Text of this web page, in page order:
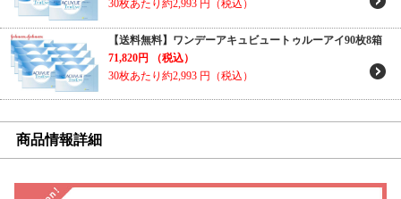
30枚あたり約2,993 円（税込）
【送料無料】ワンデーアキュビュートゥルーアイ90枚8箱
71,820円
（税込）
30枚あたり約2,993 円（税込）
商品情報詳細